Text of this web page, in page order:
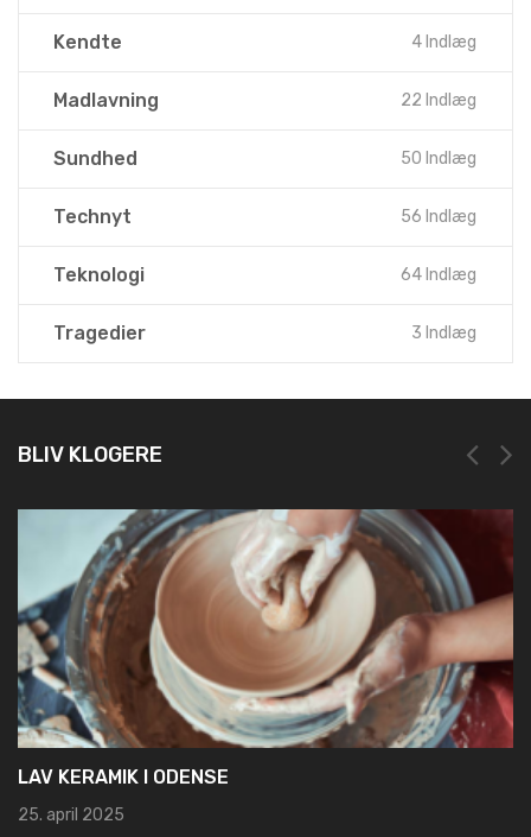
Kaerlighed 63 Indlæg
Kendte 4 Indlæg
Madlavning 22 Indlæg
Sundhed 50 Indlæg
Technyt 56 Indlæg
Teknologi 64 Indlæg
BLIV KLOGERE
NEM OG HURTIG REGISTRERING HOS LEI REGISTER
19. marts 2025